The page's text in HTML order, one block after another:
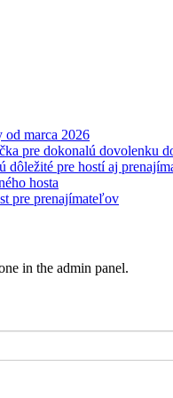
od marca 2026
pre dokonalú dovolenku
dôležité pre hostí aj
hosta
pre prenajímateľov
in the admin panel.